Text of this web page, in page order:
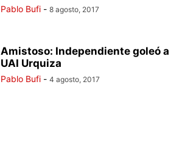
Pablo Bufi - 8 agosto, 2017
Amistoso: Independiente goleó a
UAI Urquiza
Pablo Bufi - 4 agosto, 2017